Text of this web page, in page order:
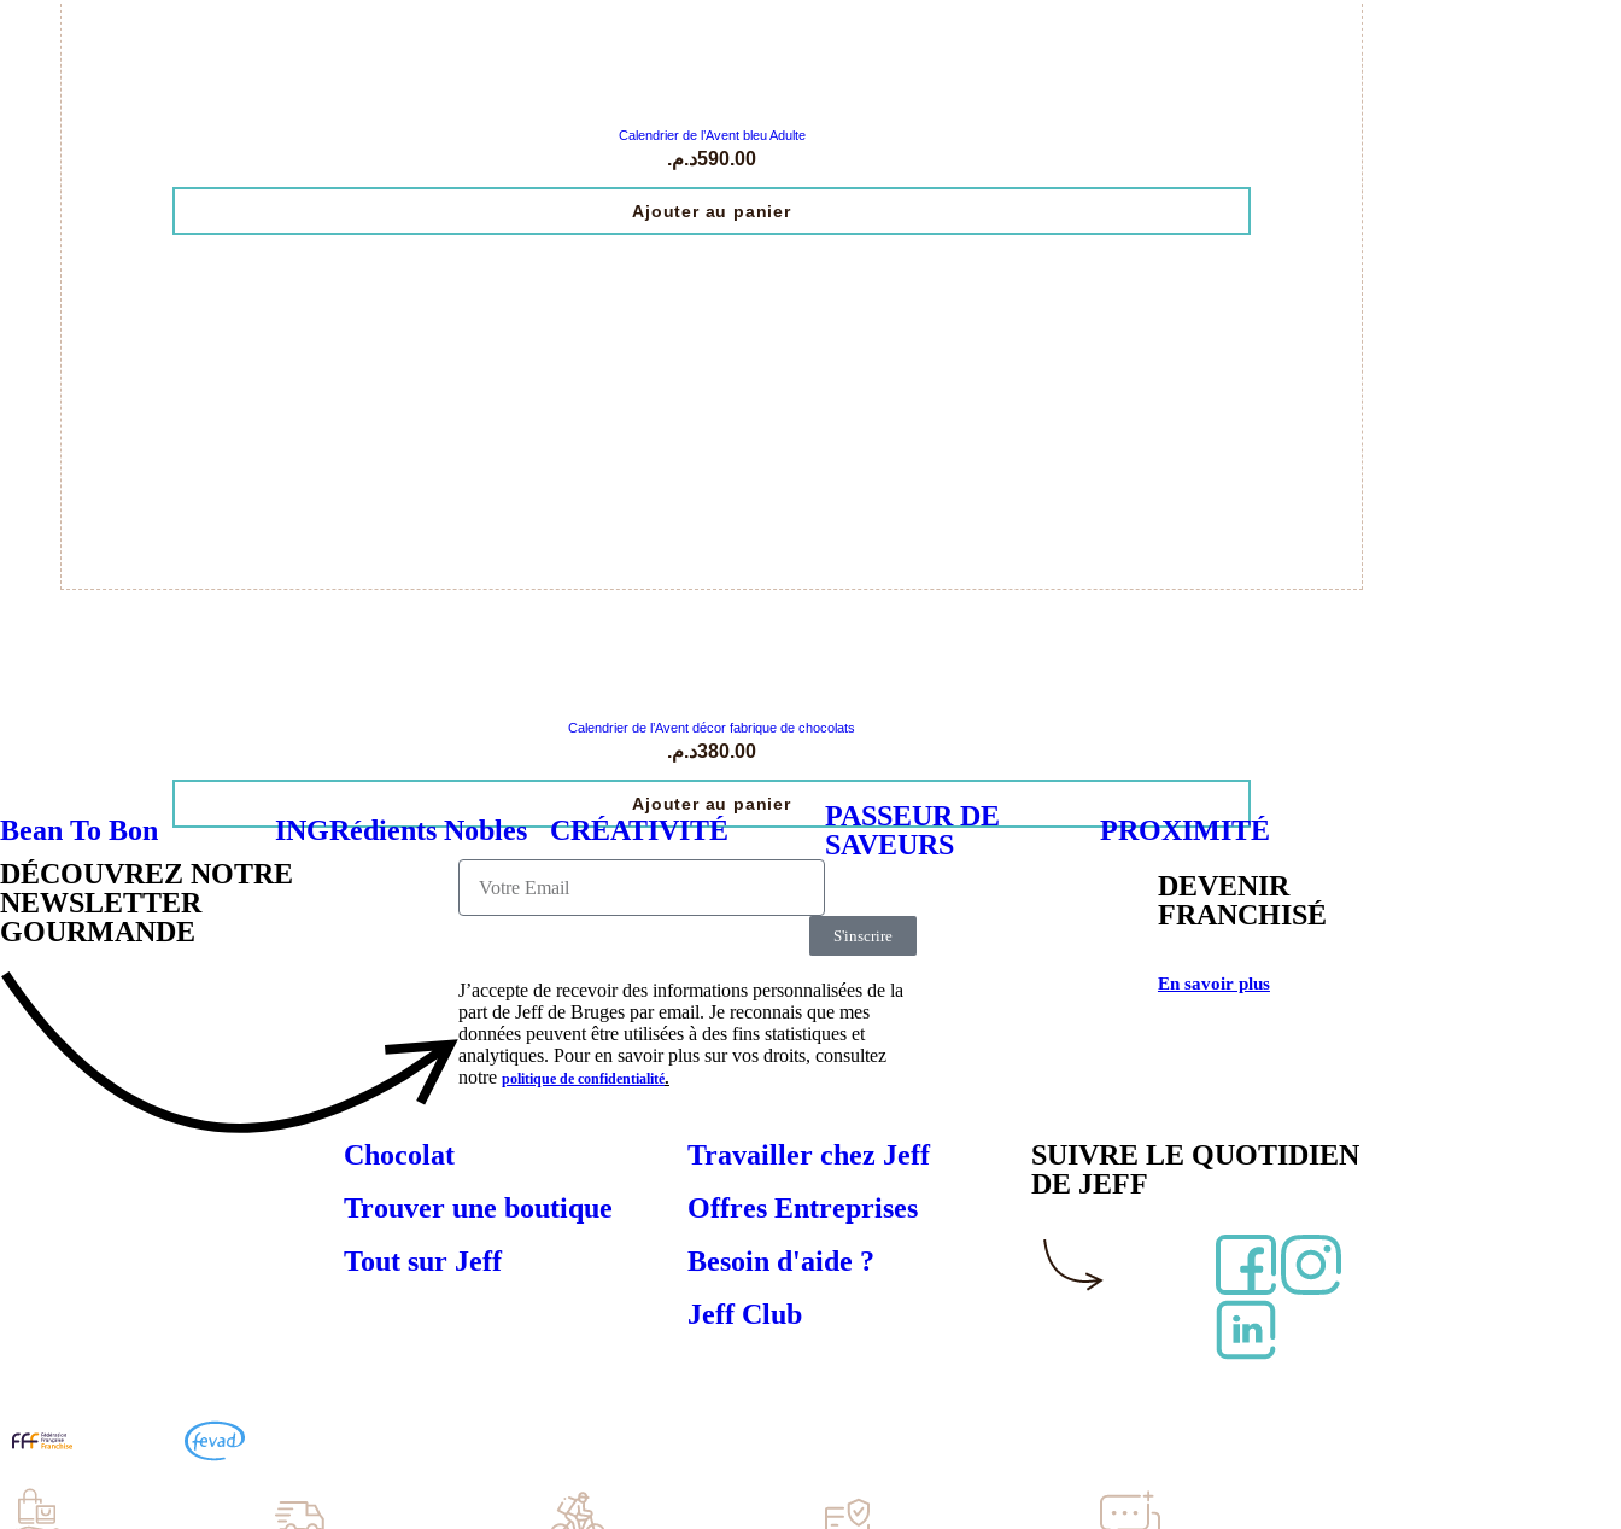
Calendrier de l’Avent bleu Adulte
590.00د.م.
Ajouter au panier
Calendrier de l’Avent décor fabrique de chocolats
380.00د.م.
Ajouter au panier
Bean To Bon INGRédients Nobles CRÉATIVITÉ
PASSEUR DE
SAVEURS
PROXIMITÉ
DÉCOUVREZ NOTRE
NEWSLETTER
GOURMANDE
S'inscrire
J’accepte de recevoir des informations personnalisées de la
part de Jeff de Bruges par email. Je reconnais que mes
données peuvent être utilisées à des fins statistiques et
analytiques. Pour en savoir plus sur vos droits, consultez
notre politique de confidentialité.
DEVENIR
FRANCHISÉ
En savoir plus
Chocolat
Trouver une boutique
Tout sur Jeff
Travailler chez Jeff
Offres Entreprises
Besoin d'aide ?
Jeff Club
SUIVRE LE QUOTIDIEN
DE JEFF